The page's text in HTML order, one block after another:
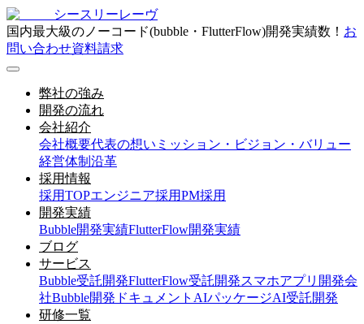
シースリーレーヴ
国内最大級のノーコード(bubble・FlutterFlow)開発実績数！ お
問い合わせ資料請求
弊社の強み
開発の流れ
会社紹介
会社概要代表の想い ミッション・ビジョン・バリュー
経営体制 沿革
採用情報
採用TOPエンジニア採用PM採用
開発実績
Bubble開発実績FlutterFlow開発実績
ブログ
サービス
Bubble受託開発FlutterFlow受託開発スマホアプリ開発会
社Bubble開発ドキュメント AIパッケージAI受託開発
研修一覧